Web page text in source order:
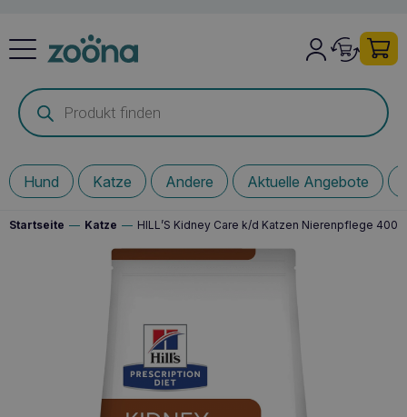
Products
search
Hund Katze Andere Aktuelle Angebote
Startseite — Katze — HILL’S Kidney Care k/d Katzen Nierenpflege 400g